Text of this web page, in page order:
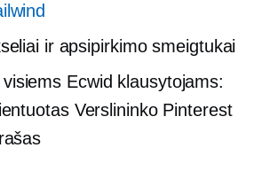
ir apsipirkimo smeigtukai
Ecwid klausytojams:
Verslininko Pinterest